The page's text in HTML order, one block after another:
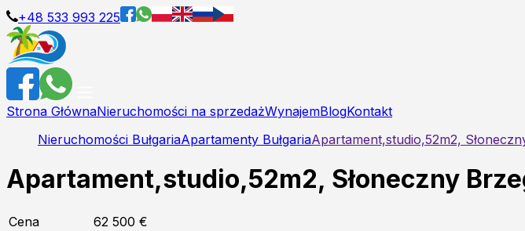
+48 533 993 225
Strona GłównaNieruchomości na sprzedażWynajemBlogKontakt
Nieruchomości BułgariaApartamenty BułgariaApartament,studio,52m2,
Apartament,studio,52m2, Słoneczny
Cena
62 500 €